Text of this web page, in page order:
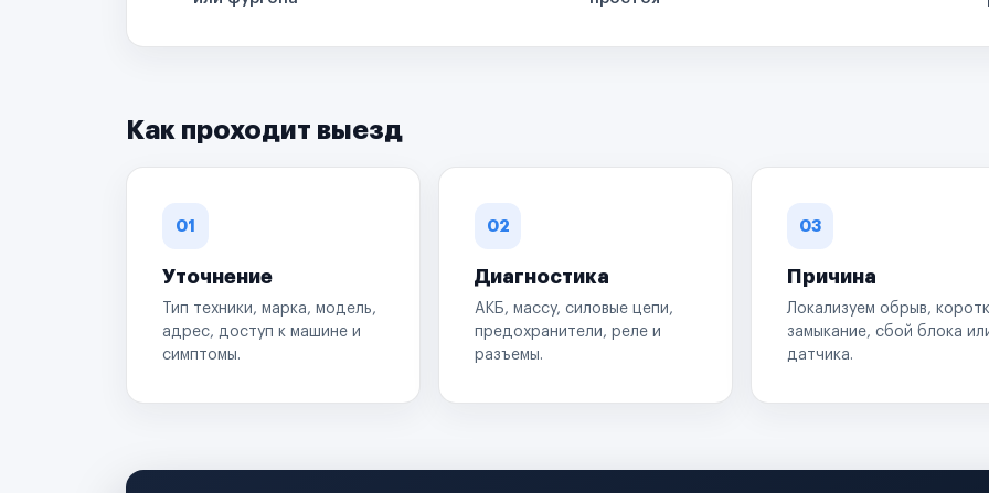
Как проходит выезд
01
Уточнение
Тип техники, марка, модель,
адрес, доступ к машине и
симптомы.
02
Диагностика
АКБ, массу, силовые цепи,
предохранители, реле и
разъемы.
03
Причина
Локализуем обрыв,
замыкание, сбой блока
датчика.